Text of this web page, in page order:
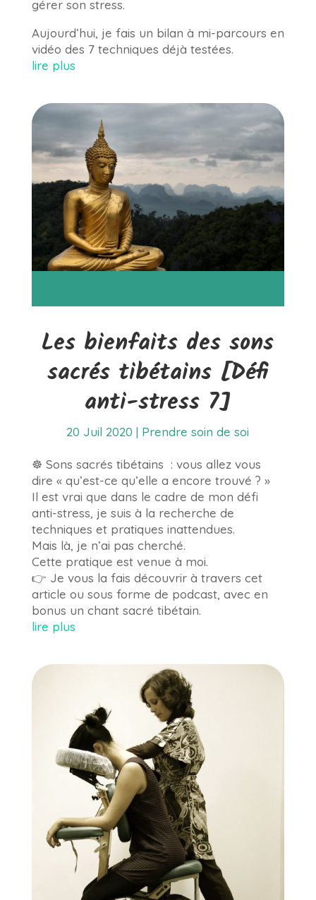
gérer son stress.
Aujourd’hui, je fais un bilan à mi-parcours en
vidéo des 7 techniques déjà testées.
lire plus
Les bienfaits des sons
sacrés tibétains [Défi
anti-stress 7]
20 Juil 2020 | Prendre soin de soi
☸️ Sons sacrés tibétains : vous allez vous
dire « qu’est-ce qu’elle a encore trouvé ? »
Il est vrai que dans le cadre de mon défi
anti-stress, je suis à la recherche de
techniques et pratiques inattendues.
Mais là, je n’ai pas cherché.
Cette pratique est venue à moi.
👉 Je vous la fais découvrir à travers cet
article ou sous forme de podcast, avec en
bonus un chant sacré tibétain.
lire plus